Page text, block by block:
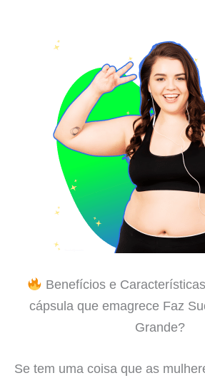
Benefícios e
cápsula que emagrece Faz
Grande?
Se tem uma coisa que as